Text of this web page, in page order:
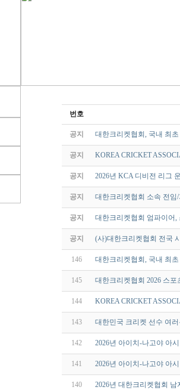
번호
공지 대한크리켓협회, 국내 최
공지 KOREA CRICKET
공지 2026년 KCA 디비전 리그
공지 대한크리켓협회 소속 전임
공지 대한크리켓협회 엄파이어,
공지 (사)대한크리켓협회 전국
146 대한크리켓협회, 국내 최
145 대한크리켓협회 2026 스
144 KOREA CRICKET
143 대한민국 크리켓 선수 여
142 2026년 아이치-나고야 아
141 2026년 아이치-나고야 아
140 2026년 대한크리켓협회